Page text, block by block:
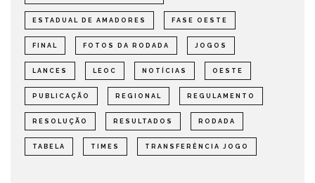
ESTADUAL DE AMADORES FASE OESTE
FINAL FOTOS DA RODADA JOGOS
LANCES LEOC NOTÍCIAS OESTE
PUBLICAÇÃO REGIONAL REGULAMENTO
RESOLUÇÃO RESULTADOS RODADA
TABELA TIMES TRANSFERÊNCIA JOGO